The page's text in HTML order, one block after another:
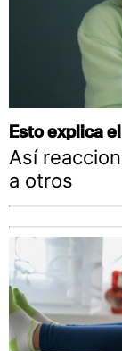
Esto explica
Así
a otros